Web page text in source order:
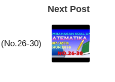
Next Post
30)